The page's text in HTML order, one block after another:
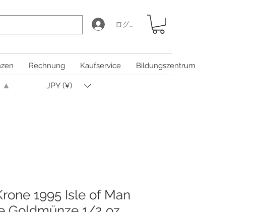
ログイン
Rechnung Kaufservice Bildungszentrum
▲ JPY (¥)
1995 Isle of Man